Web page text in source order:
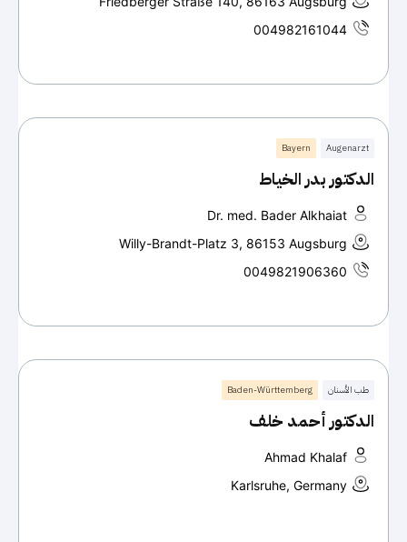
004982161044
Augenarzt
Bayern
الدكتور بدر الخياط
Dr. med. Bader Alkhaiat
Willy-Brandt-Platz 3, 86153 Augsburg
0049821906360
طب الأسنان Baden-Württemberg
الدكتور أحمد خلف
Ahmad Khalaf
Karlsruhe, Germany